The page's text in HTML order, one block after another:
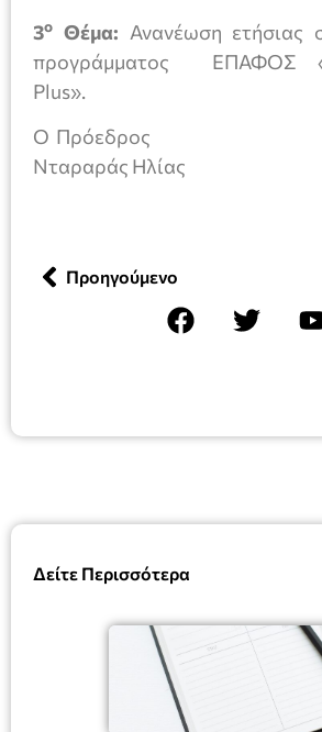
Δείτε Περισσότερα
3ο Θέμα: Ανανέωση ετήσιας
προγράμματος ΕΠΑΦΟΣ
Plus».
O Πρόεδρος
Νταραράς Ηλίας
Προηγούμενο